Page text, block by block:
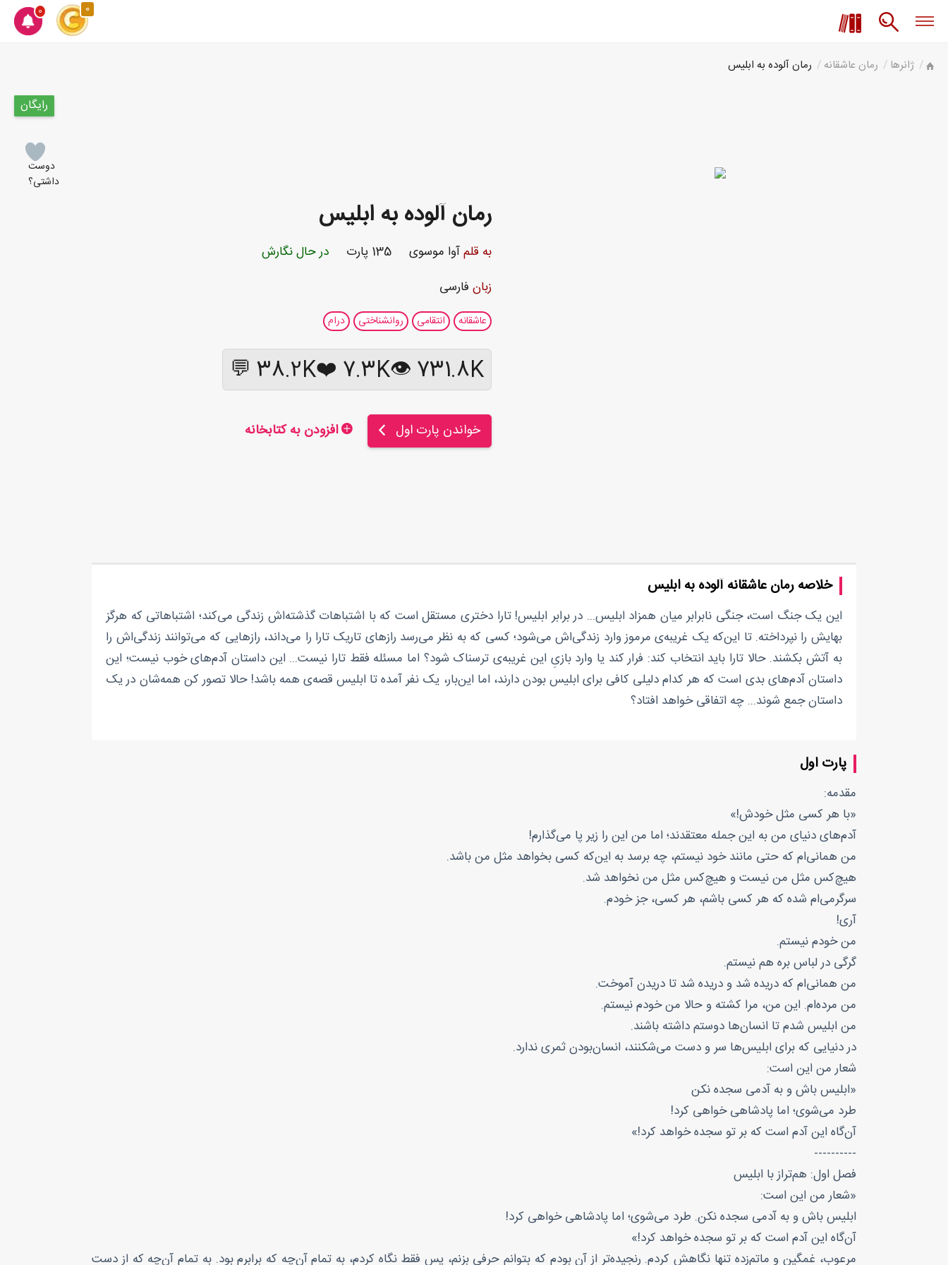
0 0
ژانرها رمان عاشقانه رمان آلوده به ابلیس
رایگان
دوست
داشتی؟
رمان آلوده به ابلیس
به قلمآوا موسوی 135 پارت
در حال نگارش
زبان فارسی
عاشقانه انتقامی روانشناختی درام
731.8K 👁
7.3K
❤️
38.2K 💬
خواندن پارت اول افزودن به کتابخانه
خلاصه رمان عاشقانه آلوده به ابلیس
این یک جنگ است، جنگی نابرابر میان همزاد ابلیس... در برابر ابلیس! تارا دختری مستقل است که با اشتباهات گذشته‌اش زندگی می‌کند؛ اشتباهاتی که هرگز
بهایش را نپرداخته. تا این‌که یک غریبه‌ی مرموز وارد زندگی‌اش می‌شود؛ کسی که به نظر می‌رسد رازهای تاریک تارا را می‌داند، رازهایی که می‌توانند زندگی‌اش را
به آتش بکشند. حالا تارا باید انتخاب کند: فرار کند یا وارد بازیِ این غریبه‌ی ترسناک شود؟ اما مسئله فقط تارا نیست... این داستان آدم‌های خوب نیست؛ این
داستان آدم‌های بدی است که هر کدام دلیلی کافی برای ابلیس بودن دارند، اما این‌بار، یک نفر آمده تا ابلیس قصه‌ی همه باشد! حالا تصور کن همه‌شان در یک
داستان جمع شوند... چه اتفاقی خواهد افتاد؟
پارت اول
مقدمه:
«با هر کسی مثل خودش!»
آدم‌های دنیای من به این جمله معتقدند؛ اما من این را زیر پا می‌گذارم!
من همانی‌ام که حتی مانند خود نیستم، چه برسد به این‌که کسی بخواهد مثل من باشد.
هیچ‌کس مثل من نیست و هیچ‌کس مثل من نخواهد شد.
سرگرمی‌ام شده که هر کسی باشم، هر کسی، جز خودم.
آری!
من خودم نیستم.
گرگی در لباس بره هم نیستم.
من همانی‌ام که دریده شد و دریده شد تا دریدن آموخت.
من مرده‌ام. این من، مرا کشته و حالا من خودم نیستم.
من ابلیس شدم تا انسان‌ها دوستم داشته باشند.
در دنیایی که برای ابلیس‌ها سر و دست می‌شکنند، انسان‌بودن ثمری ندارد.
شعار من این است:
«ابلیس باش و به آدمی سجده نکن
طرد می‌شوی؛ اما پادشاهی خواهی کرد!
آن‌گاه این آدم است که بر تو سجده خواهد کرد!»
----------
فصل اول: هم‌تراز با ابلیس
«شعار من این است:
ابلیس باش و به آدمی سجده نکن. طرد می‌شوی؛ اما پادشاهی خواهی کرد!
آن‌گاه این آدم است که بر تو سجده خواهد کرد!»
مرعوب، غمگین و ماتم‌زده تنها نگاهش کردم. رنجیده‌تر از آن بودم که بتوانم حرفی بزنم، پس فقط نگاه کردم، به تمام آن‌چه که برابرم بود. به تمام آن‌چه که از دست